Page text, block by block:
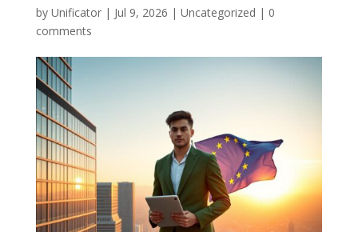
by Unificator| Jul 9, 2026 | Uncategorized | 0
comments